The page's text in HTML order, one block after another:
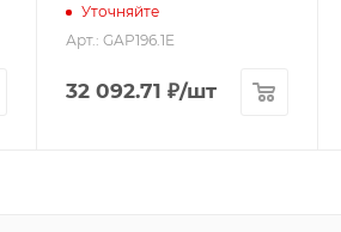
Уточняйте
Арт.: GAP196.1E
32 092.71 ₽/шт